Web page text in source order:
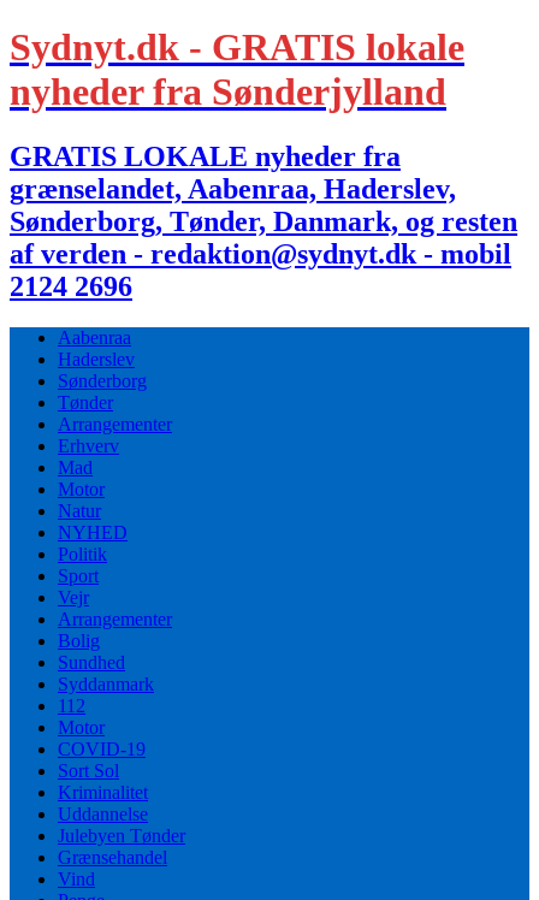
Sydnyt.dk - GRATIS lokale
nyheder fra Sønderjylland
GRATIS LOKALE nyheder fra
grænselandet, Aabenraa, Haderslev,
Sønderborg, Tønder, Danmark, og resten
af verden - redaktion@sydnyt.dk - mobil
2124 2696
Aabenraa
Haderslev
Sønderborg
Tønder
Arrangementer
Erhverv
Mad
Motor
Natur
NYHED
Politik
Sport
Vejr
Arrangementer
Bolig
Sundhed
Syddanmark
112
Motor
COVID-19
Sort Sol
Kriminalitet
Uddannelse
Julebyen Tønder
Grænsehandel
Vind